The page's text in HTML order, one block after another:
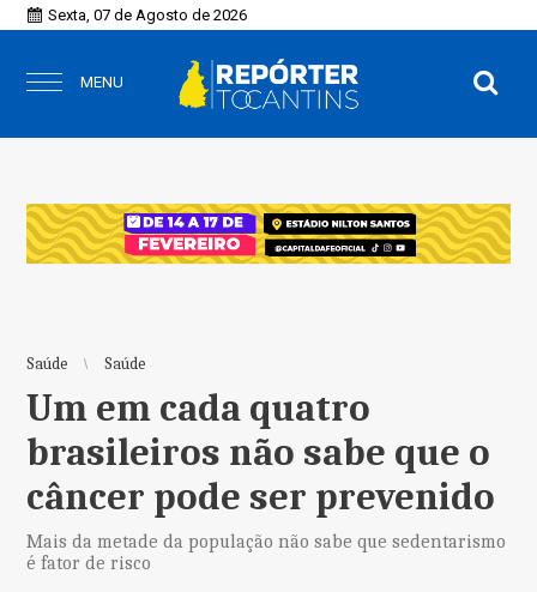
Sexta, 07 de Agosto de 2026
MENU
Saúde Saúde
Um em cada quatro
brasileiros não sabe que o
câncer pode ser prevenido
Mais da metade da população não sabe que sedentarismo
é fator de risco